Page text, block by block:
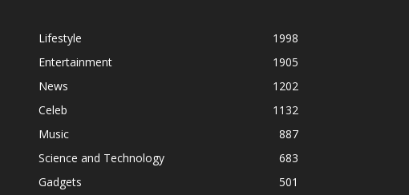
Lifestyle
1998
Entertainment
1905
News
1202
Celeb
1132
Music
887
Science and Technology
683
Gadgets
501